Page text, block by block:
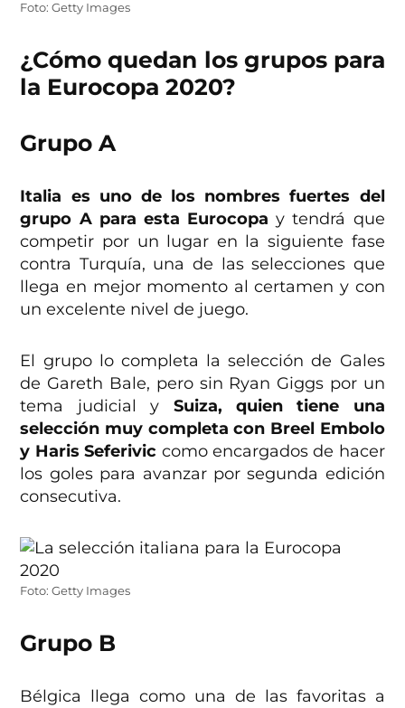
Foto: Getty Images
¿Cómo quedan los grupos para
la Eurocopa 2020?
Grupo A
Italia es uno de los nombres fuertes del
grupo A para esta Eurocopa y tendrá que
competir por un lugar en la siguiente fase
contra Turquía, una de las selecciones que
llega en mejor momento al certamen y con
un excelente nivel de juego.
El grupo lo completa la selección de Gales
de Gareth Bale, pero sin Ryan Giggs por un
tema judicial y Suiza, quien tiene una
selección muy completa con Breel Embolo
y Haris Seferivic como encargados de hacer
los goles para avanzar por segunda edición
consecutiva.
Foto: Getty Images
Grupo B
Bélgica llega como una de las favoritas a